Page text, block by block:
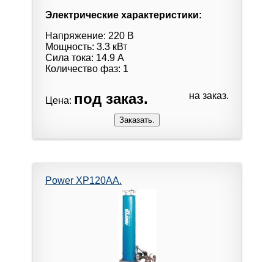
Электрические характеристики:
Напряжение: 220 В
Мощность: 3.3 кВт
Сила тока: 14.9 А
Количество фаз: 1
Цена: под заказ. на заказ.
Power XP120AA.